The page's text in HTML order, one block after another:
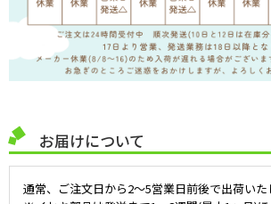
お届けについて
通常、ご注文日から2～5営業日前後で出荷いた